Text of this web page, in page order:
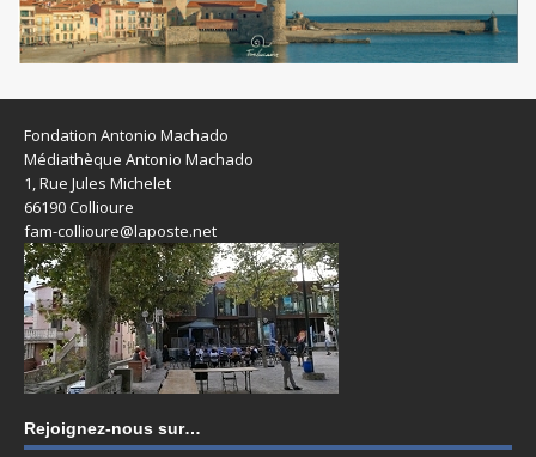
Fondation Antonio Machado
Médiathèque Antonio Machado
1, Rue Jules Michelet
66190 Collioure
fam-collioure@laposte.net
Rejoignez-nous sur…